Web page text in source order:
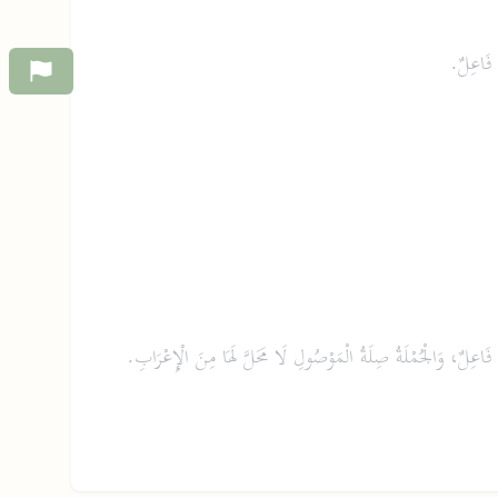
وَالْجُمْلَةُ صِلَةُ الْمَوْصُولِ لَا مَحَلَّ لَهَا مِنَ الْإِعْرَابِ.